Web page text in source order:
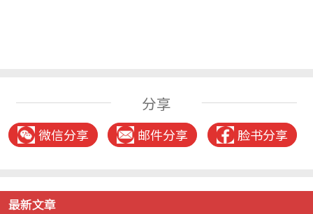
分享
微信分享 邮件分享 脸书分享
最新文章